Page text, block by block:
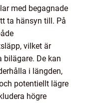
med begagnade
ta hänsyn till. På
vilket är
De kan
i längden,
potentiellt lägre
högre